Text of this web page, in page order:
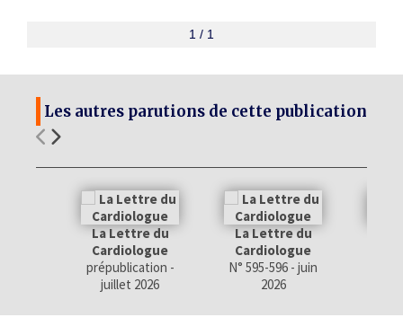
1 / 1
Les autres parutions de cette publication
La Lettre du
Cardiologue
prépublication -
juillet 2026
La Lettre du
Cardiologue
N° 595-596 - juin
2026